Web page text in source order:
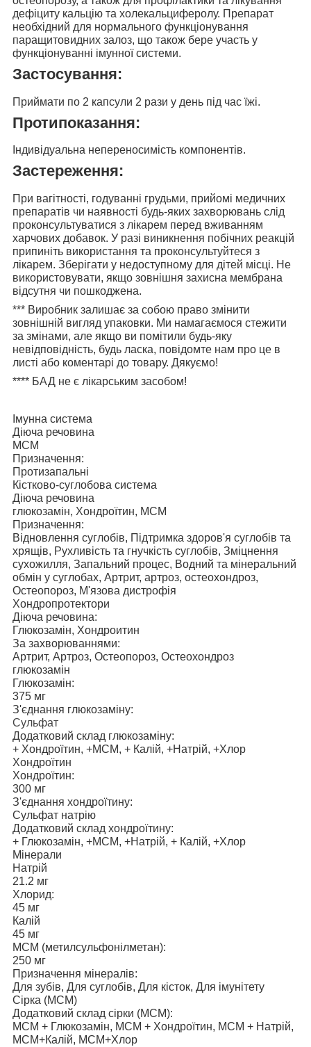
дефіциту кальцію та холекальциферолу. Препарат
необхідний для нормального функціонування
паращитовидних залоз, що також бере участь у
функціонуванні імунної системи.
Застосування:
Приймати по 2 капсули 2 рази у день під час їжі.
Протипоказання:
Індивідуальна непереносимість компонентів.
Застереження:
При вагітності, годуванні грудьми, прийомі медичних
препаратів чи наявності будь-яких захворювань слід
проконсультуватися з лікарем перед вживанням
харчових добавок. У разі виникнення побічних реакцій
припиніть використання та проконсультуйтеся з
лікарем. Зберігати у недоступному для дітей місці. Не
використовувати, якщо зовнішня захисна мембрана
відсутня чи пошкоджена.
*** Виробник залишає за собою право змінити
зовнішній вигляд упаковки. Ми намагаємося стежити
за змінами, але якщо ви помітили будь-яку
невідповідність, будь ласка, повідомте нам про це в
листі або коментарі до товару. Дякуємо!
**** БАД не є лікарським засобом!
Імунна система
Діюча речовина
МСМ
Призначення:
Протизапальні
Кістково-суглобова система
Діюча речовина
глюкозамін, Хондроїтин, МСМ
Призначення:
Відновлення суглобів, Підтримка здоров'я суглобів та
хрящів, Рухливість та гнучкість суглобів, Зміцнення
сухожилля, Запальний процес, Водний та мінеральний
обмін у суглобах, Артрит, артроз, остеохондроз,
Остеопороз, М'язова дистрофія
Хондропротектори
Діюча речовина:
Глюкозамін, Хондроитин
За захворюваннями:
Артрит, Артроз, Остеопороз, Остеохондроз
глюкозамін
Глюкозамін:
375 мг
З'єднання глюкозаміну:
Сульфат
Додатковий склад глюкозаміну:
+ Хондроїтин, +МСМ, + Калій, +Натрій, +Хлор
Хондроїтин
Хондроїтин:
300 мг
З'єднання хондроїтину:
Сульфат натрію
Додатковий склад хондроїтину:
+ Глюкозамін, +МСМ, +Натрій, + Калій, +Хлор
Мінерали
Натрій
21.2 мг
Хлорид:
45 мг
Калій
45 мг
МСМ (метилсульфонілметан):
250 мг
Призначення мінералів:
Для зубів, Для суглобів, Для кісток, Для імунітету
Сірка (МСМ)
Додатковий склад сірки (МСМ):
МСМ + Глюкозамін, МСМ + Хондроїтин, МСМ + Натрій,
МСМ+Калій, МСМ+Хлор